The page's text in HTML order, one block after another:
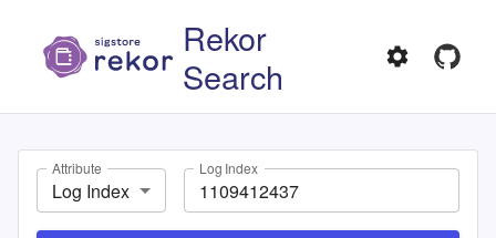
Rekor
Search
Attribute
Log Index
Log Index